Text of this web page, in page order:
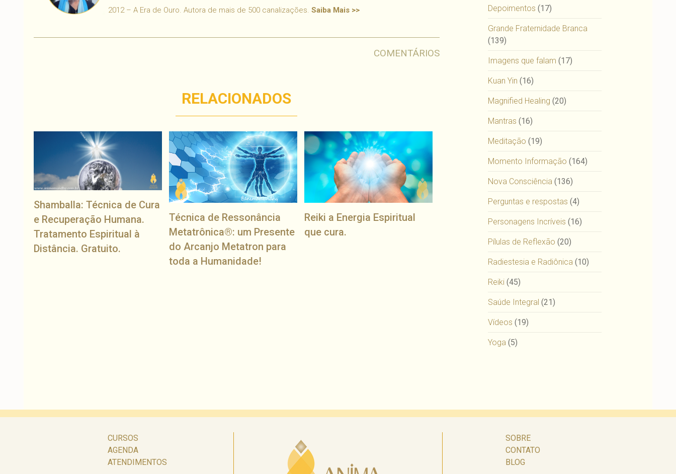
2012 – A Era de Ouro. Autora de mais de 500 canalizações. Saiba Mais >>
COMENTÁRIOS
RELACIONADOS
Shamballa: Técnica de Cura
e Recuperação Humana.
Tratamento Espiritual à
Distância. Gratuito.
Técnica de Ressonância
Metatrônica®: um Presente
do Arcanjo Metatron para
toda a Humanidade!
Reiki a Energia Espiritual
que cura.
Depoimentos (17)
Grande Fraternidade Branca
(139)
Imagens que falam (17)
Kuan Yin (16)
Magnified Healing (20)
Mantras (16)
Meditação (19)
Momento Informação (164)
Nova Consciência (136)
Perguntas e respostas (4)
Personagens Incríveis (16)
Pílulas de Reflexão (20)
Radiestesia e Radiônica (10)
Reiki (45)
Saúde Integral (21)
Vídeos (19)
Yoga (5)
CURSOS
AGENDA
ATENDIMENTOS
SOBRE
CONTATO
BLOG